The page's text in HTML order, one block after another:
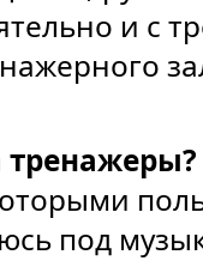
и с
тренажеры?
под